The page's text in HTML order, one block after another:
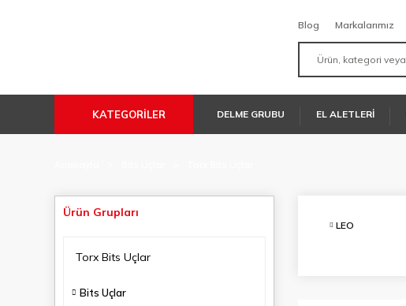
Blog Markalarımız
KATEGORİLER DELME GRUBU EL ALETLERİ
Ürün Grupları
Torx Bits Uçlar
Bits Uçlar
LEO